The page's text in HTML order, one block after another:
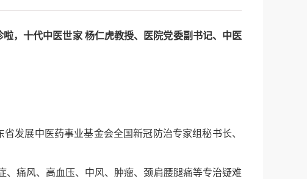
啦，十代中医世家 杨仁虎教授、
医院党委副书记、中医
展中医药事业基金会全国新冠防治专家组秘书长、
痛风、高血压、中风、肿瘤、颈肩腰腿痛等专治疑难